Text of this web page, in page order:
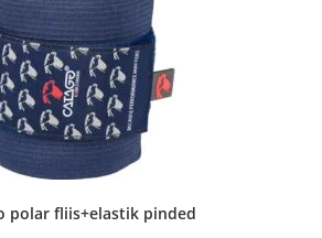
polar fliis+elastik pinded